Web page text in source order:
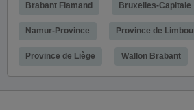
Brabant Flamand Bruxelles-Capitale
Namur-Province Province de
Province de Liège Wallon Brabant